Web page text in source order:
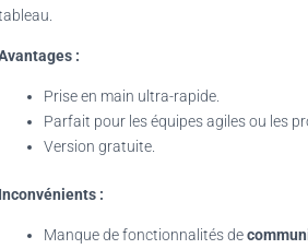
:
Prise en main ultra-rapide.
Parfait pour les équipes agiles ou les
Version gratuite.
:
Manque de fonctionnalités de